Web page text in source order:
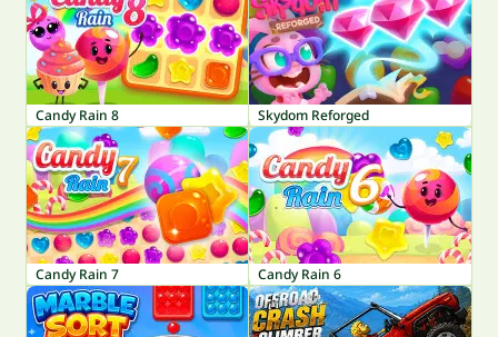
Candy Rain 8 Skydom Reforged
Candy Rain 7 Candy Rain 6